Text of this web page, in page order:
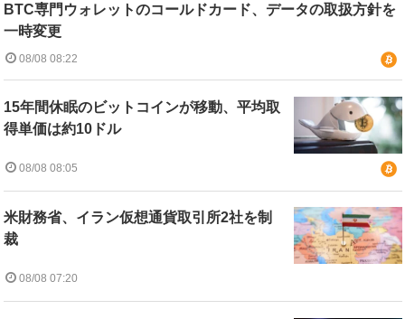
BTC専門ウォレットのコールドカード、データの取扱方針を
一時変更
08/08 08:22
15年間休眠のビットコインが移動、平均取
得単価は約10ドル
08/08 08:05
米財務省、イラン仮想通貨取引所2社を制
裁
08/08 07:20